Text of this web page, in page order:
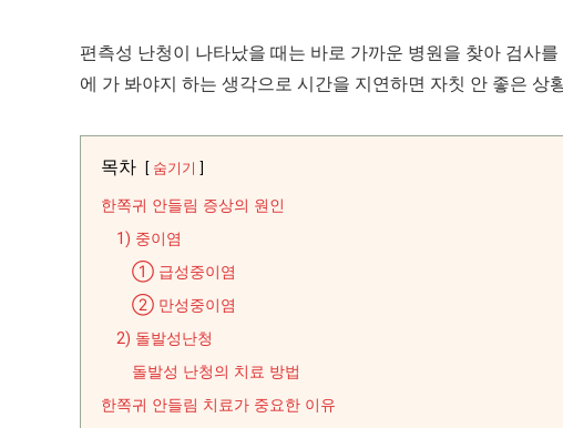
편측성 난청이 나타났을 때는 바로 가까운 병원을 찾아 검사
에 가 봐야지 하는 생각으로 시간을 지연하면 자칫 안 좋은 상
목차 숨기기
한쪽귀 안들림 증상의 원인
1) 중이염
① 급성중이염
② 만성중이염
2) 돌발성난청
돌발성 난청의 치료 방법
한쪽귀 안들림 치료가 중요한 이유